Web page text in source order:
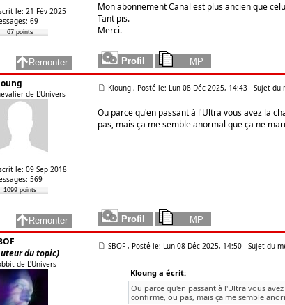
le: 21 Fév 2025
69
67 points
Mon abonnement Canal est plus ancien que
Tant pis.
Merci.
de L'Univers
le: 09 Sep 2018
569
1099 points
Kloung , Posté le: Lun 08 Déc 2025, 14:43 Sujet du
Ou parce qu'en passant à l'Ultra vous avez la
pas, mais ça me semble anormal que ça ne
du topic)
de L'Univers
SBOF , Posté le: Lun 08 Déc 2025, 14:50 Sujet du
Kloung a écrit:
Ou parce qu'en passant à l'Ultra vous
confirme, ou pas, mais ça me semble